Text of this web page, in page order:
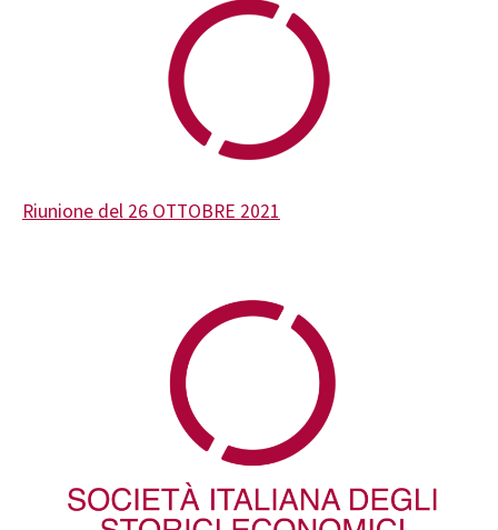
Riunione del 26 OTTOBRE 2021